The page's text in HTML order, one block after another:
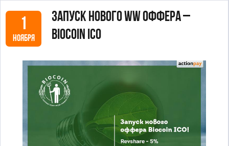
1
НОЯБРЯ
Запуск нового WW оффера –
BioСoin ICO